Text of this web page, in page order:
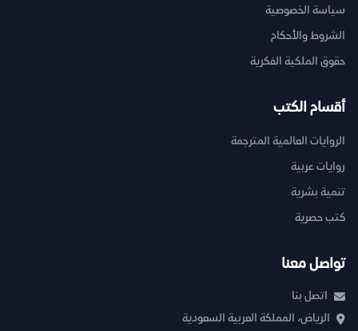
سياسة الخصوصية
الشروط والأحكام
حقوق الملكية الفكرية
أقسام الكتب
الروايات العالمية المترجمة
روايات عربية
تنمية بشرية
كتب حصرية
تواصل معنا
اتصل بنا
الرياض، المملكة العربية السعودية